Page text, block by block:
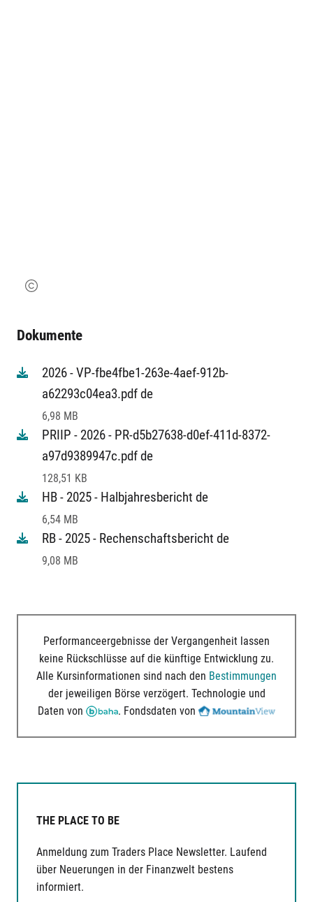
Dokumente
2026 - VP-fbe4fbe1-263e-4aef-912b-
a62293c04ea3.pdf de
6,98 MB
PRIIP - 2026 - PR-d5b27638-d0ef-411d-8372-
a97d9389947c.pdf de
128,51 KB
HB - 2025 - Halbjahresbericht de
6,54 MB
RB - 2025 - Rechenschaftsbericht de
9,08 MB
Performanceergebnisse der Vergangenheit lassen
keine Rückschlüsse auf die künftige Entwicklung zu.
Alle Kursinformationen sind nach den Bestimmungen
der jeweiligen Börse verzögert. Technologie und
Daten von
. Fondsdaten von
THE PLACE TO BE
Anmeldung zum Traders Place Newsletter. Laufend
über Neuerungen in der Finanzwelt bestens
informiert.